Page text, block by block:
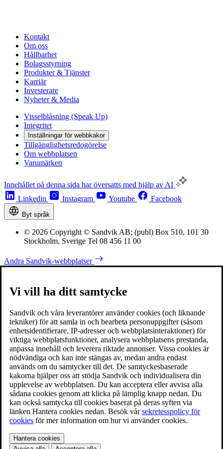
Kontakt
Om oss
Hållbarhet
Bolagsstyrning
Produkter & Tjänster
Karriär
Investerare
Nyheter & Media
Visselblåsning (Speak Up)
Integritet
Inställningar för webbkakor
Tillgänglighetsredogörelse
Om webbplatsen
Varumärken
Innehållet på denna sida har översatts med hjälp av AI
Linkedin
Instagram Youtube Facebook
Byt språk
© 2026 Copyright © Sandvik AB; (publ) Box 510, 101 30
Stockholm, Sverige Tel 08 456 11 00
Andra Sandvik-webbplatser
Vi vill ha ditt samtycke
Sandvik och våra leverantörer använder cookies (och liknande
tekniker) för att samla in och bearbeta personuppgifter (såsom
enhetsidentifierare, IP-adresser och webbplatsinteraktioner) för
viktiga webbplatsfunktioner, analysera webbplatsens prestanda,
anpassa innehåll och leverera riktade annonser. Vissa cookies är
nödvändiga och kan inte stängas av, medan andra endast
används om du samtycker till det. De samtyckesbaserade
kakorna hjälper oss att stödja Sandvik och individualisera din
upplevelse av webbplatsen. Du kan acceptera eller avvisa alla
sådana cookies genom att klicka på lämplig knapp nedan. Du
kan också samtycka till cookies baserat på deras syften via
länken Hantera cookies nedan. Besök vårsekretesspolicy för
cookies för mer information om hur vi använder cookies.
Hantera cookies